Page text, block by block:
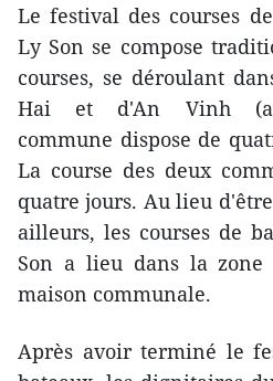
Le festival des courses
Ly Son se compose
courses, se déroulant
Hai et d'An Vinh
commune dispose de
La course des deux
quatre jours. Au lieu
ailleurs, les courses de
Son a lieu dans la
maison communale.
Après avoir terminé le